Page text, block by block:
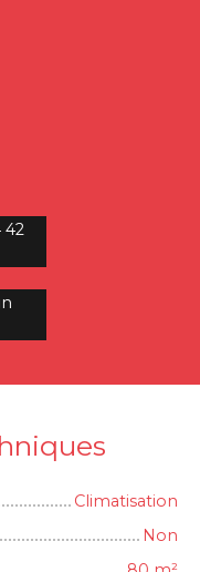
42
Climatisation
Non